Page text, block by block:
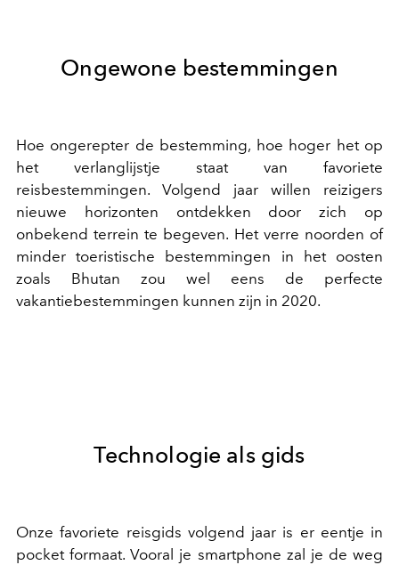
Ongewone bestemmingen
Hoe ongerepter de bestemming, hoe hoger het op
het verlanglijstje staat van favoriete
reisbestemmingen. Volgend jaar willen reizigers
nieuwe horizonten ontdekken door zich op
onbekend terrein te begeven. Het verre noorden of
minder toeristische bestemmingen in het oosten
zoals Bhutan zou wel eens de perfecte
vakantiebestemmingen kunnen zijn in 2020.
Technologie als gids
Onze favoriete reisgids volgend jaar is er eentje in
pocket formaat. Vooral je smartphone zal je de weg